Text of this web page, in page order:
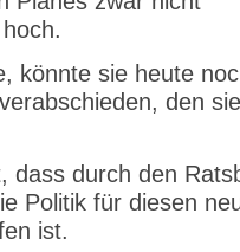
könnte sie heute
den
dass durch den
Politik für diesen
ist.